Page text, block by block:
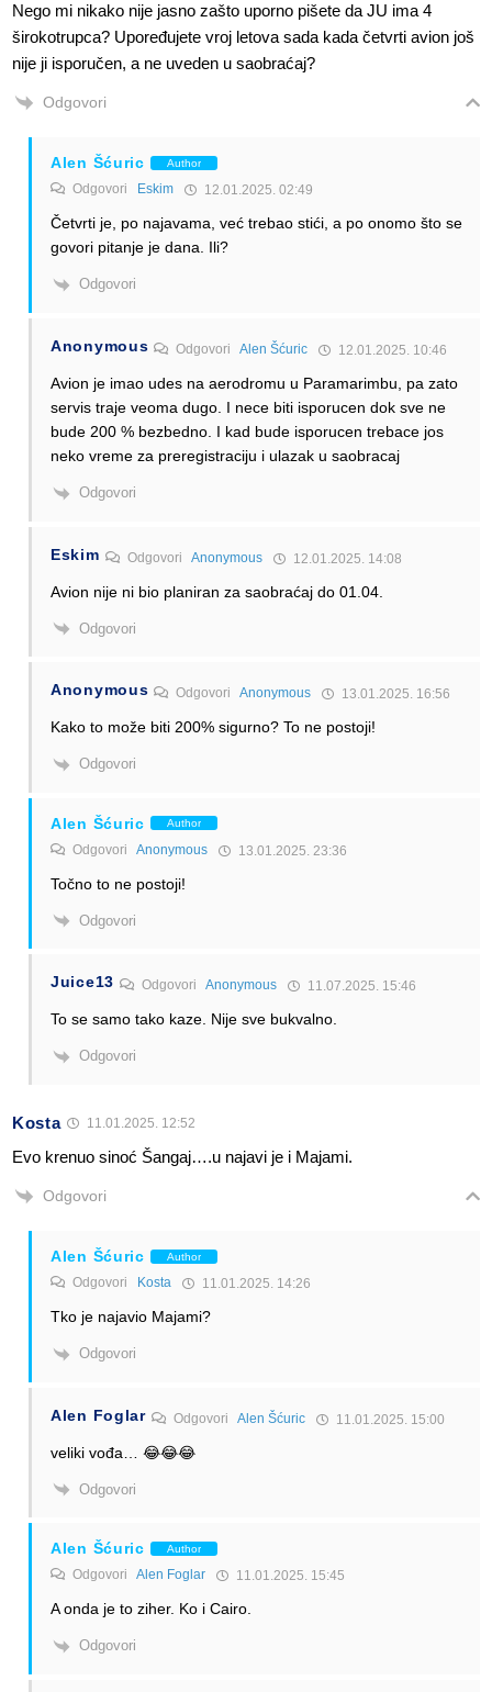
Nego mi nikako nije jasno zašto uporno pišete da JU ima 4
širokotrupca? Upoređujete vroj letova sada kada četvrti avion još
nije ji isporučen, a ne uveden u saobraćaj?
Odgovori
Alen Šćuric Author
Odgovori Eskim 12.01.2025. 02:49
Četvrti je, po najavama, već trebao stići, a po onomo što se
govori pitanje je dana. Ili?
Odgovori
Anonymous OdgovoriAlen Šćuric 12.01.2025. 10:46
Avion je imao udes na aerodromu u Paramarimbu, pa zato
servis traje veoma dugo. I nece biti isporucen dok sve ne
bude 200 % bezbedno. I kad bude isporucen trebace jos
neko vreme za preregistraciju i ulazak u saobracaj
Odgovori
Eskim Odgovori Anonymous 12.01.2025. 14:08
Avion nije ni bio planiran za saobraćaj do 01.04.
Odgovori
Anonymous OdgovoriAnonymous 13.01.2025. 16:56
Kako to može biti 200% sigurno? To ne postoji!
Odgovori
Alen Šćuric Author
Odgovori Anonymous 13.01.2025. 23:36
Točno to ne postoji!
Odgovori
Juice13 Odgovori Anonymous 11.07.2025. 15:46
To se samo tako kaze. Nije sve bukvalno.
Odgovori
Kosta 11.01.2025. 12:52
Evo krenuo sinoć Šangaj….u najavi je i Majami.
Odgovori
Alen Šćuric Author
Odgovori Kosta 11.01.2025. 14:26
Tko je najavio Majami?
Odgovori
Alen Foglar Odgovori Alen Šćuric 11.01.2025. 15:00
veliki vođa… 😂😂😂
Odgovori
Alen Šćuric Author
Odgovori Alen Foglar 11.01.2025. 15:45
A onda je to ziher. Ko i Cairo.
Odgovori